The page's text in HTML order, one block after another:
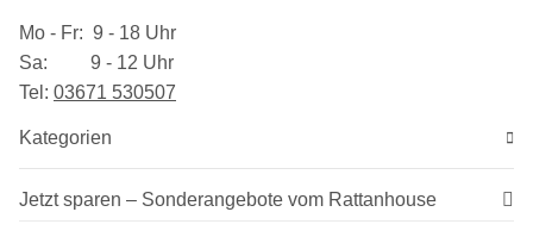
Mo - Fr: 9 - 18 Uhr
Sa: 9 - 12 Uhr
Tel: 03​671 530507
Kategorien
Jetzt sparen – Sonderangebote vom Rattanhouse